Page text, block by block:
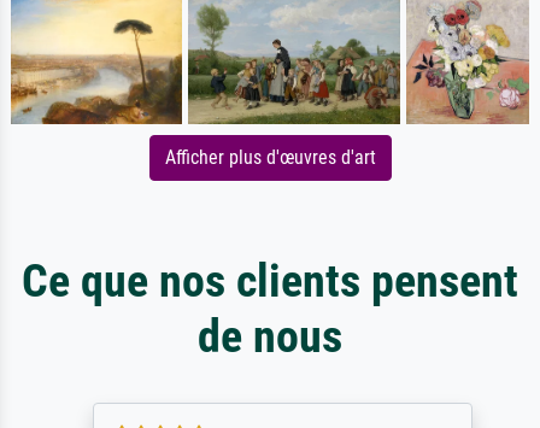
Afficher plus d'œuvres d'art
Ce que nos clients pensent
de nous